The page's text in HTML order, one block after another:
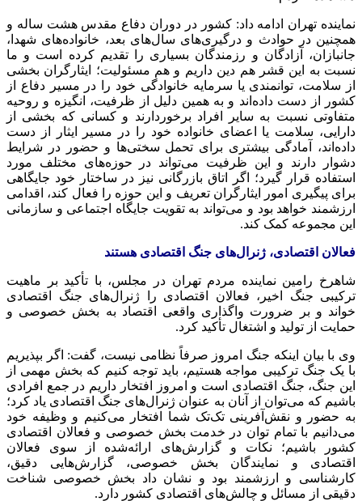
نماینده تهران ادامه داد: کشور در دوران دفاع مقدس هشت ساله و
همچنین در حوادث و درگیری‌های سال‌های بعد، خانواده‌های شهدا،
جانبازان، آزادگان و رزمندگان بسیاری را تقدیم کرده است و ما
نسبت به این قشر هم دین داریم و هم مسئولیت؛ ایثارگران بخشی
از سلامت، توانمندی یا سرمایه خانوادگی خود را در مسیر دفاع از
کشور از دست داده‌اند و به همین دلیل از ظرفیت، انگیزه و روحیه
متفاوتی نسبت به سایر افراد برخوردارند و کسانی که بخشی از
دارایی، سلامت یا اعضای خانواده خود را در مسیر ایثار از دست
داده‌اند، آمادگی بیشتری برای تحمل سختی‌ها و حضور در شرایط
دشوار دارند و این ظرفیت می‌تواند در حوزه‌های مختلف مورد
استفاده قرار گیرد؛ اگر اتاق بازرگانی نیز در ساختار خود جایگاهی
برای پیگیری امور ایثارگران تعریف و این حوزه را فعال کند، اقدامی
ارزشمند خواهد بود و می‌تواند به تقویت جایگاه اجتماعی و سازمانی
این مجموعه کمک کند.
فعالان اقتصادی، ژنرال‌های جنگ اقتصادی هستند
شاهرخ رامین نماینده مردم تهران در مجلس، با تأکید بر ماهیت
ترکیبی جنگ اخیر، فعالان اقتصادی را ژنرال‌های جنگ اقتصادی
خواند و بر ضرورت واگذاری واقعی اقتصاد به بخش خصوصی و
حمایت از تولید و اشتغال تأکید کرد.
وی با بیان اینکه جنگ امروز صرفاً نظامی نیست، گفت: اگر بپذیریم
با یک جنگ ترکیبی مواجه هستیم، باید توجه کنیم که بخش مهمی از
این جنگ، جنگ اقتصادی است و امروز افتخار داریم در جمع افرادی
باشیم که می‌توان از آنان به عنوان ژنرال‌های جنگ اقتصادی یاد کرد؛
به حضور و نقش‌آفرینی تک‌تک شما افتخار می‌کنیم و وظیفه خود
می‌دانیم با تمام توان در خدمت بخش خصوصی و فعالان اقتصادی
کشور باشیم؛ نکات و گزارش‌های ارائه‌شده از سوی فعالان
اقتصادی و نمایندگان بخش خصوصی، گزارش‌هایی دقیق،
کارشناسی و ارزشمند بود و نشان داد بخش خصوصی شناخت
دقیقی از مسائل و چالش‌های اقتصادی کشور دارد.